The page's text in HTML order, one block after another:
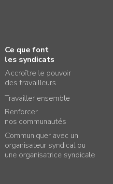
Ce que font
les syndicats
Accroître le pouvoir
des travailleurs
Travailler ensemble
Renforcer
nos communautés
Communiquer avec un
organisateur syndical ou
une organisatrice syndicale